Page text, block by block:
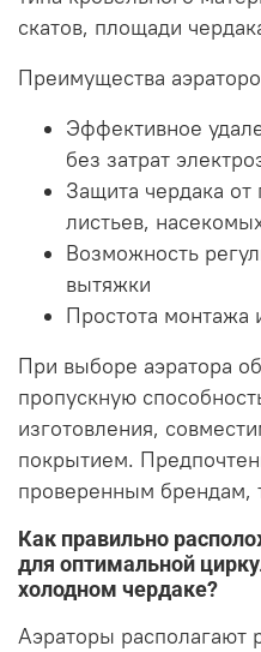
скатов, площади
Преимущества
Эффективное
без затрат
Защита чердака от
листьев,
Возможность
вытяжки
Простота монтажа
При выборе аэратора
пропускную
изготовления,
покрытием.
проверенным брендам,
Как правильно
для оптимальной
холодном чердаке?
Аэраторы располагают